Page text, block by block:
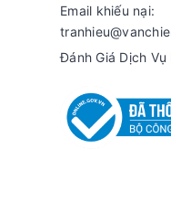
lưu trữ bên trong. Khóa
Email khiếu nại:
Đánh Giá Dịch Vụ